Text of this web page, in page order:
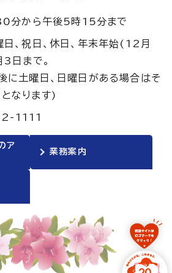
分から午後5時15分まで
日、祝日、休日、年末年始(12月
日まで。
に土曜日、日曜日がある場合はそ
なります)
1111
ア
業務案内